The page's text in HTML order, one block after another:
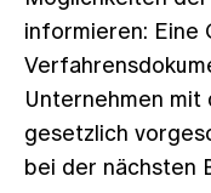
informieren: Eine
Unternehmen
gesetzlich
bei der nächsten